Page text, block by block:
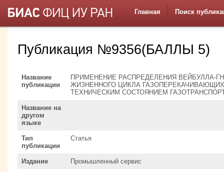
Главная Поиск
Публикация №9356(БАЛЛЫ 5)
Название
публикации
ПРИМЕНЕНИЕ РАСПРЕДЕЛЕНИЯ ВЕЙБУЛЛА-
ЖИЗНЕННОГО ЦИКЛА
ТЕХНИЧЕСКИМ СОСТОЯНИЕМ
Название на
другом
языке
Тип
публикации
Статья
Издание Промышленный сервис